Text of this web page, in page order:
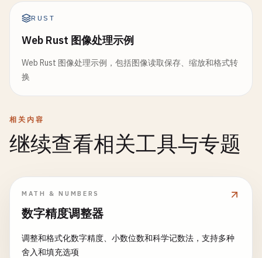
RUST
Web Rust 图像处理示例
Web Rust 图像处理示例，包括图像读取保存、缩放和格式转
换
相关内容
继续查看相关工具与专题
MATH & NUMBERS
数字精度调整器
调整和格式化数字精度、小数位数和科学记数法，支持多种
舍入和填充选项